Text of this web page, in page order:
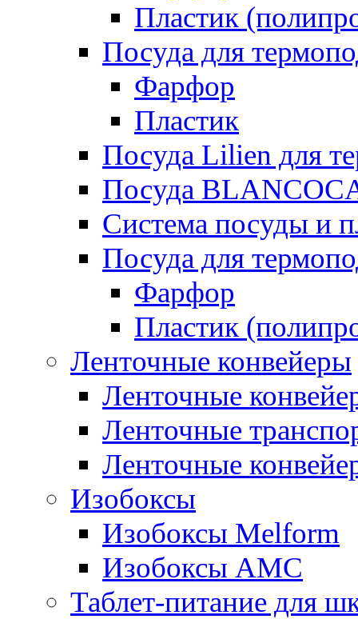
Пластик
Посуда для
Фарфор
Пластик
Посуда Lilien для
Посуда
Система посуды и
Посуда для
Фарфор
Пластик
Ленточные конвейеры
Ленточные
Ленточные
Ленточные
Изобоксы
Изобоксы Melform
Изобоксы AMC
Таблет-питание для